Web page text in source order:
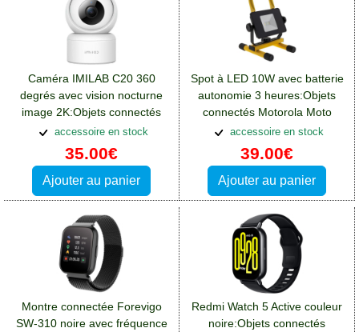
Caméra IMILAB C20 360
degrés avec vision nocturne
image 2K:Objets connectés
Motorola Moto E32S
accessoire en stock
35.00€
Ajouter au panier
Spot à LED 10W avec batterie
autonomie 3 heures:Objets
connectés Motorola Moto
E32S
accessoire en stock
39.00€
Ajouter au panier
Montre connectée Forevigo
SW-310 noire avec fréquence
Redmi Watch 5 Active couleur
noire:Objets connectés